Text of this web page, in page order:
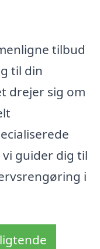
tilbud
til din
drejer sig om
vi guider dig til
i